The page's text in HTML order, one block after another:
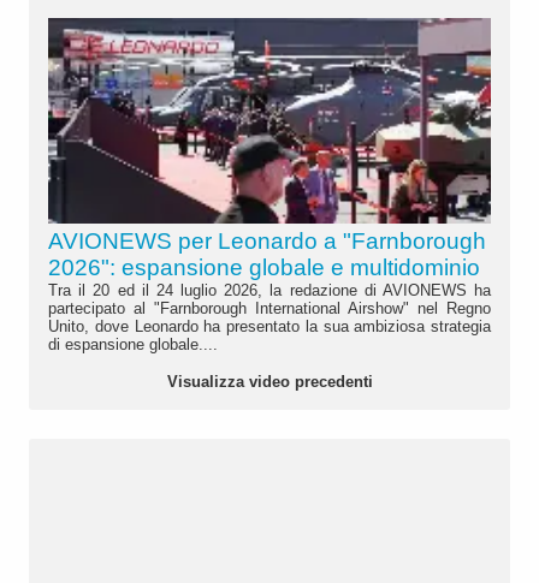
AVIONEWS per Leonardo a "Farnborough
2026": espansione globale e multidominio
Tra il 20 ed il 24 luglio 2026, la redazione di AVIONEWS ha
partecipato al "Farnborough International Airshow" nel Regno
Unito, dove Leonardo ha presentato la sua ambiziosa strategia
di espansione globale....
Visualizza video precedenti